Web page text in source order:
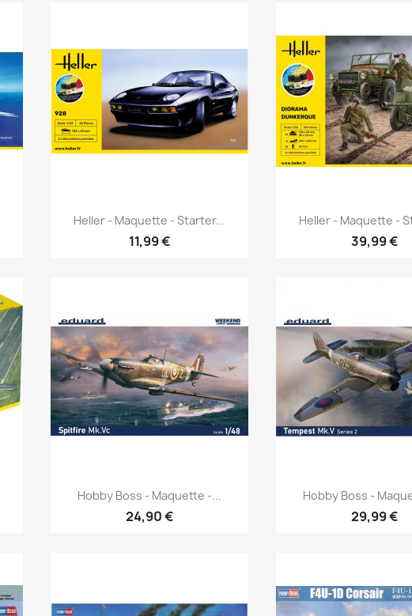
Aperçu rapide
Heller - Maquette - Starter...
11,99 €
Aperçu
Heller - Maquette -
39,99 €
Aperçu rapide
Hobby Boss - Maquette -...
24,90 €
Aperçu
Hobby Boss -
29,99 €